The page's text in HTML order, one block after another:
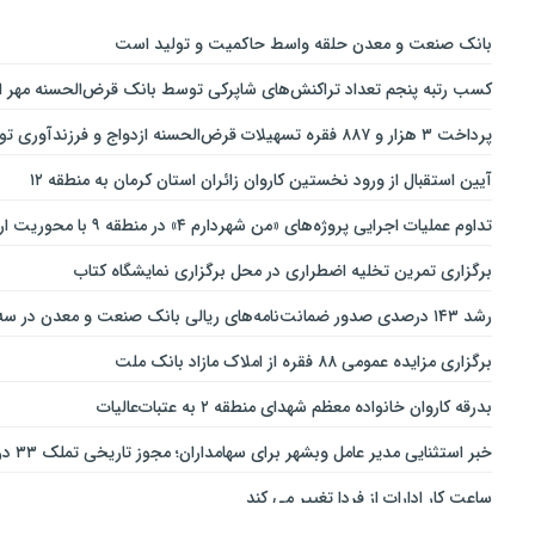
بانك صنعت و معدن حلقه واسط حاكمیت و تولید است
کسب رتبه پنجم تعداد تراکنش‌های شاپرکی توسط بانک قرض‌الحسنه مهر
پرداخت ۳ هزار و ۸۸۷ فقره تسهیلات قرض‌الحسنه ازدواج و فرزندآوری توسط بانک پاسارگاد تا پایان خردادماه ۱۴۰۵
آیین استقبال از ورود نخستین کاروان زائران استان کرمان به منطقه ۱۲
تداوم عملیات اجرایی پروژه‌های «من شهردارم ۴» در منطقه ۹ با محوریت ارتقای ایمنی و تسهیل تردد
برگزاری تمرین تخلیه اضطراری در محل برگزاری نمایشگاه کتاب
رشد ۱۴۳ درصدی صدور ضمانت‌نامه‌های ریالی بانک صنعت و معدن در سه‌ماهه نخست سال جاری
برگزاری مزایده عمومی ۸۸ فقره از املاک مازاد بانک ملت
بدرقه کاروان خانواده معظم شهدای منطقه ۲ به عتبات‌عالیات
خبر استثنایی مدیر عامل وبشهر برای سهامداران؛ مجوز تاریخی تملک ۳۳ درصدی بانک اقتصاد نوین اخذ شد
ساعت کار ادارات از فردا تغییر می کند